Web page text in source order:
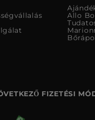
Allo
FIZETÉSI